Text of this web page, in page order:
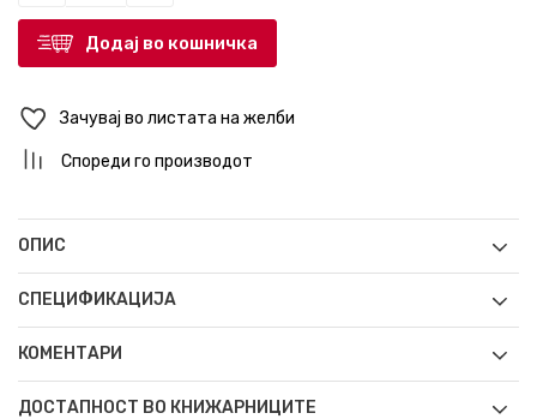
Додај во кошничка
Зачувај во листата на желби
Спореди го производот
ОПИС
СПЕЦИФИКАЦИЈА
КОМЕНТАРИ
ДОСТАПНОСТ ВО КНИЖАРНИЦИТЕ